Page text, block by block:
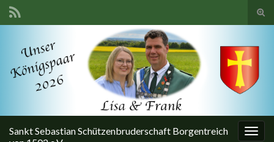
Search for:
Sankt Sebastian Schützenbruderschaft Borgentreich